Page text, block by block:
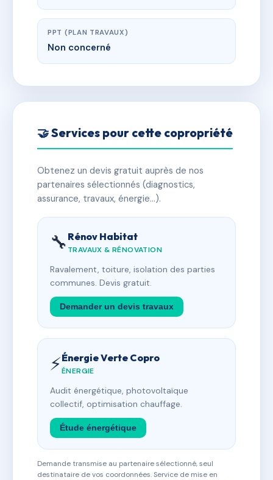
PPT (PLAN TRAVAUX)
Non concerné
🤝 Services pour cette copropriété
Obtenez un devis gratuit auprès de nos
partenaires sélectionnés (diagnostics,
assurance, travaux, énergie…).
🔧 Rénov Habitat
TRAVAUX & RÉNOVATION
Ravalement, toiture, isolation des parties
communes. Devis gratuit.
Demander un devis travaux
⚡Énergie Verte Copro
ÉNERGIE
Audit énergétique, photovoltaïque
collectif, optimisation chauffage.
Étude énergétique
Demande transmise au partenaire sélectionné, seul
destinataire de vos coordonnées. Service de mise en